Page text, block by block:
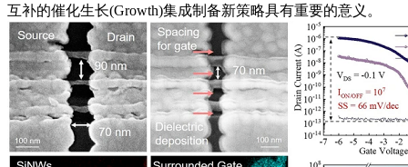
互补的催化生长(Growth)集成制备新策略具有重要的意义。